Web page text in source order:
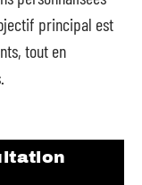
principal est
tout en